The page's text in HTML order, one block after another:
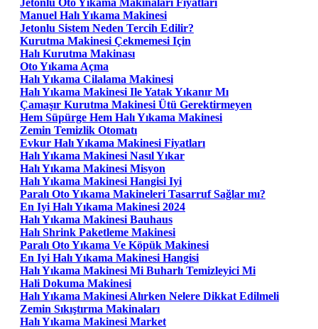
Manuel Halı Yıkama Makinesi
Jetonlu Sistem Neden Tercih Edilir?
Kurutma Makinesi Çekmemesi Için
Halı Kurutma Makinası
Oto Yıkama Açma
Halı Yıkama Cilalama Makinesi
Halı Yıkama Makinesi Ile Yatak Yıkanır Mı
Çamaşır Kurutma Makinesi Ütü Gerektirmeyen
Hem Süpürge Hem Halı Yıkama Makinesi
Zemin Temizlik Otomatı
Evkur Halı Yıkama Makinesi Fiyatları
Halı Yıkama Makinesi Nasıl Yıkar
Halı Yıkama Makinesi Misyon
Halı Yıkama Makinesi Hangisi Iyi
Paralı Oto Yıkama Makineleri Tasarruf Sağlar mı?
En Iyi Halı Yıkama Makinesi 2024
Halı Yıkama Makinesi Bauhaus
Halı Shrink Paketleme Makinesi
Paralı Oto Yıkama Ve Köpük Makinesi
En Iyi Halı Yıkama Makinesi Hangisi
Halı Yıkama Makinesi Mi Buharlı Temizleyici Mi
Hali Dokuma Makinesi
Halı Yıkama Makinesi Alırken Nelere Dikkat Edilmeli
Zemin Sıkıştırma Makinaları
Halı Yıkama Makinesi Market